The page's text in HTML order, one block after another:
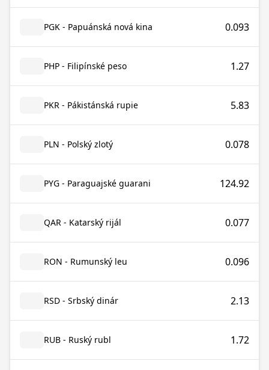
PGK - Papuánská nová kina 0.093
PHP - Filipínské peso 1.27
PKR - Pákistánská rupie 5.83
PLN - Polský zlotý 0.078
PYG - Paraguajské guarani 124.92
QAR - Katarský rijál 0.077
RON - Rumunský leu 0.096
RSD - Srbský dinár 2.13
RUB - Ruský rubl 1.72